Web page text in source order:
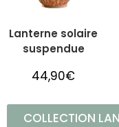
Lanterne solaire
suspendue
44,90€
COLLECTION